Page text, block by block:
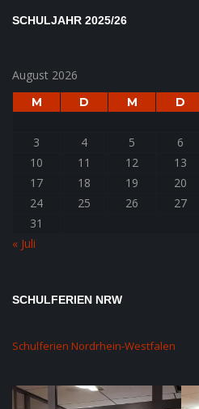
SCHULJAHR 2025/26
August 2026
M D M D
3
4 5 6
10
11 12 13
17
18 19 20
24
25 26 27
31
« Juli
SCHULFERIEN NRW
Schulferien Nordrhein-Westfalen